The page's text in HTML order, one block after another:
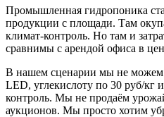
Промышленная гидропоника
продукции с площади. Там
климат-контроль. Но там и
сравнимы с арендой офиса в
В нашем сценарии мы не можем
LED, углекислоту по 30 руб/кг
контроль. Мы не продаём
аукционов. Мы просто хотим